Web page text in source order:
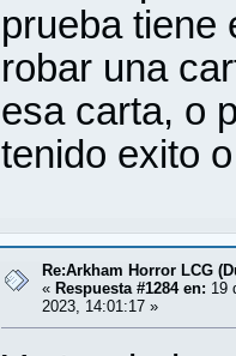
prueba tiene
robar una
esa carta, o
tenido exito
Re:Arkham Horror LCG
« Respuesta #1284 en: 19
2023, 14:01:17 »